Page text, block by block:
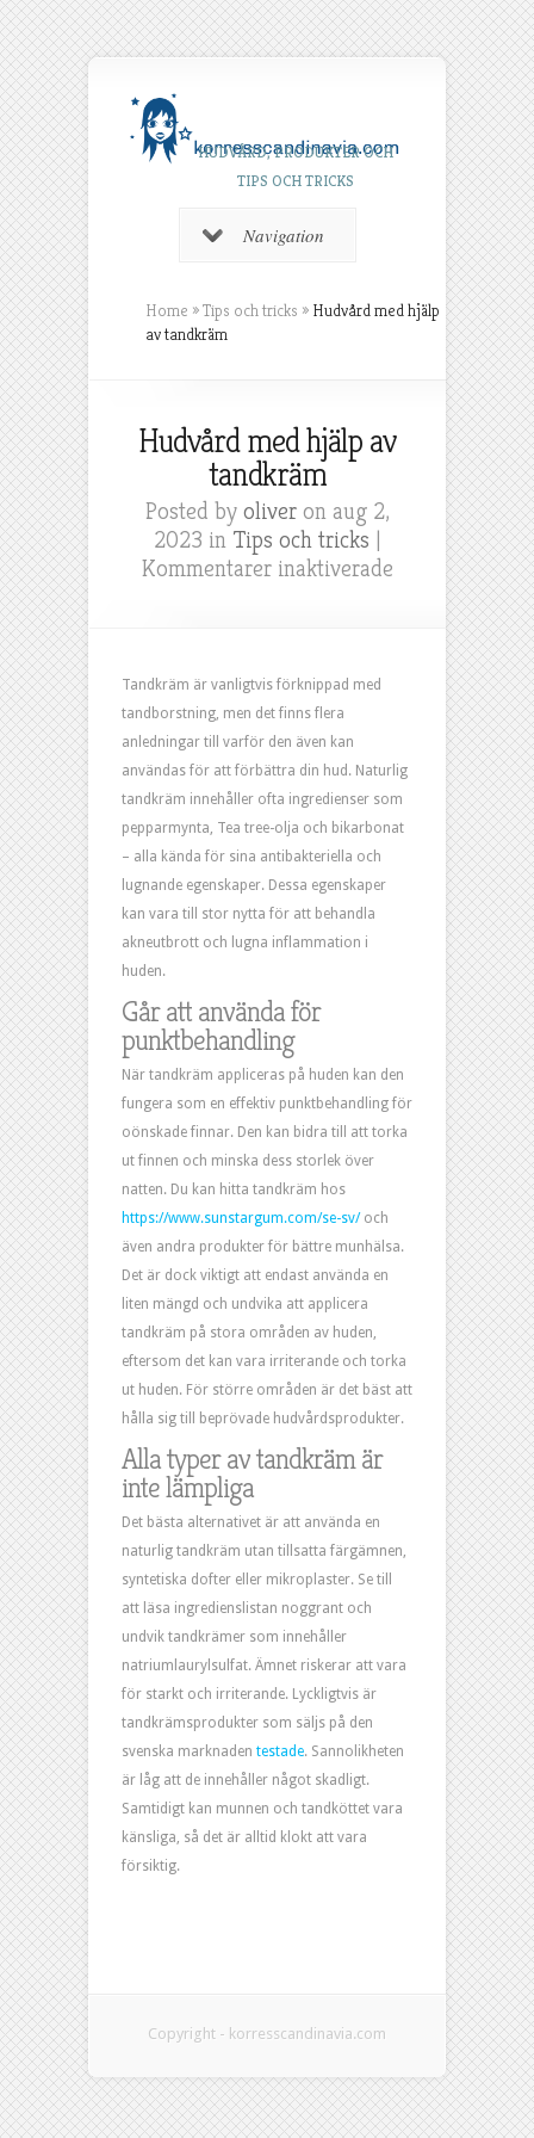
HUDVÅRD, PRODUKTER OCH
TIPS OCH TRICKS
Navigation
Home »Tips och tricks » Hudvård med hjälp
av tandkräm
Hudvård med hjälp av
tandkräm
Posted by oliveron aug 2,
2023 in Tips och tricks |
Kommentarer inaktiveradeför
Tandkräm är vanligtvis förknippad med
tandborstning, men det finns flera
anledningar till varför den även kan
användas för att förbättra din hud. Naturlig
tandkräm innehåller ofta ingredienser som
pepparmynta, Tea tree-olja och bikarbonat
– alla kända för sina antibakteriella och
lugnande egenskaper. Dessa egenskaper
kan vara till stor nytta för att behandla
akneutbrott och lugna inflammation i
huden.
Går att använda för
punktbehandling
När tandkräm appliceras på huden kan den
fungera som en effektiv punktbehandling för
oönskade finnar. Den kan bidra till att torka
ut finnen och minska dess storlek över
natten. Du kan hitta tandkräm hos
https://www.sunstargum.com/se-sv/och
även andra produkter för bättre munhälsa.
Det är dock viktigt att endast använda en
liten mängd och undvika att applicera
tandkräm på stora områden av huden,
eftersom det kan vara irriterande och torka
ut huden. För större områden är det bäst att
hålla sig till beprövade hudvårdsprodukter.
Alla typer av tandkräm är
inte lämpliga
Det bästa alternativet är att använda en
naturlig tandkräm utan tillsatta färgämnen,
syntetiska dofter eller mikroplaster. Se till
att läsa ingredienslistan noggrant och
undvik tandkrämer som innehåller
natriumlaurylsulfat. Ämnet riskerar att vara
för starkt och irriterande. Lyckligtvis är
tandkrämsprodukter som säljs på den
svenska marknaden testade. Sannolikheten
är låg att de innehåller något skadligt.
Samtidigt kan munnen och tandköttet vara
känsliga, så det är alltid klokt att vara
försiktig.